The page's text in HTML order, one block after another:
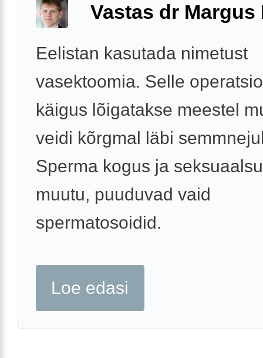
Vastas dr Margus
Eelistan kasutada nimetust
vasektoomia. Selle
käigus lõigatakse meestel
veidi kõrgmal läbi
Sperma kogus ja
muutu, puuduvad vaid
spermatosoidid.
Loe edasi